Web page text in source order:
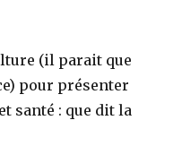
(il parait que
pour présenter
santé : que dit la